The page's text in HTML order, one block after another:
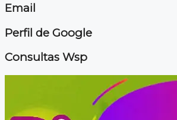
Email
Perfil de Google
Consultas Wsp